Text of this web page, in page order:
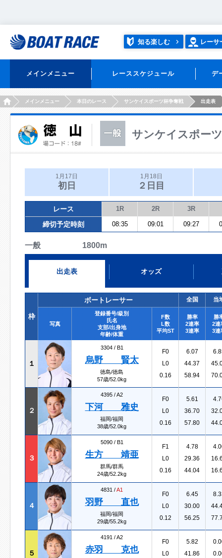
知る楽しむ レーサ
メインメニュー レーススケジュール デ
HOMEメインメニュー 本日のレース サンケイスポーツ杯争奪戦 出走表
サンケイスポー
1月17日
初日
1月18日
２日目
レース 1R 2R 3R
締切予定時刻 08:35 09:01 09:27
一般 1800m
出走表 オッズ
枠
ボートレーサー 全国 当
写真
登録番号/級別
氏名
支部/出身地
年齢/体重
F数
L数
平均ST
勝率
2連率
3連率
勝
2連
3連
１
3304 / B1
烏野 賢太
徳島/徳島
57歳/52.0kg
F0
L0
0.16
6.07
44.37
58.94
２
4395 /A2
下河 雅史
福岡/福岡
38歳/52.0kg
F0
L0
0.16
5.61
36.70
57.80
３
5090 / B1
生方 靖亜
群馬/群馬
24歳/52.2kg
F1
L0
0.16
4.78
29.36
44.04
４
4831 /A1
羽野 直也
福岡/福岡
29歳/55.2kg
F0
L0
0.12
6.45
30.00
56.25
５
4191 /A2
赤羽 克也
F0
L0
5.82
41.86